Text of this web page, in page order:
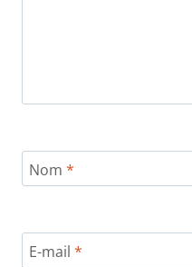
Nom *
E-mail *